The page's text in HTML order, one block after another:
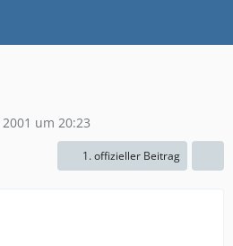
um 20:23
1. offizieller Beitrag